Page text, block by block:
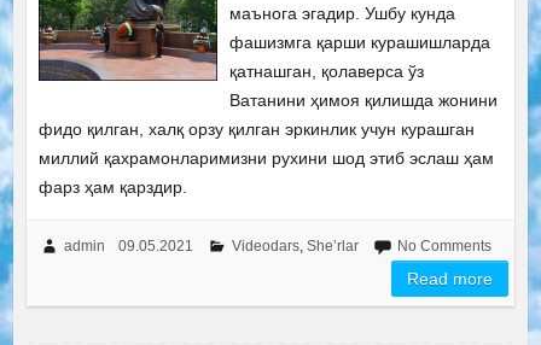
маънога эгадир. Ушбу кунда
фашизмга қарши курашишларда
қатнашган, қолаверса ўз
Ватанини ҳимоя қилишда жонини
фидо қилган, халқ орзу қилган эркинлик учун курашган
миллий қахрамонларимизни рухини шод этиб эслаш ҳам
фарз ҳам қарздир.
admin 09.05.2021 Videodars, She’rlar No Comments
Read more